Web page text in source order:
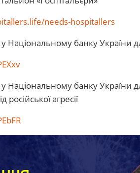
needs-hospitallers
банку України
банку України
агресії